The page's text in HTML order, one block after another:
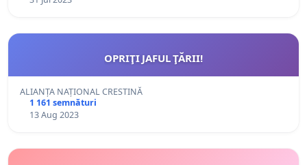
OPRIŢI JAFUL ŢĂRII!
ALIANȚA NAȚIONAL CRESTINĂ
1 161 semnături
13 Aug 2023